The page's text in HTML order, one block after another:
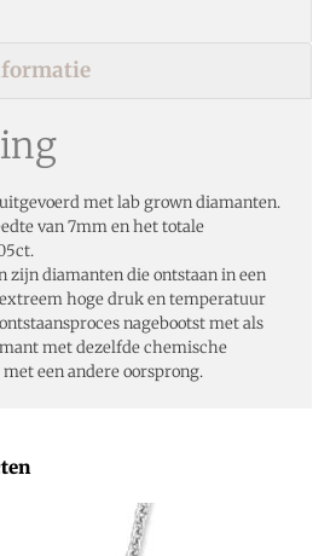
met lab grown diamanten.
van 7mm en het totale
zijn diamanten die ontstaan in een
hoge druk en temperatuur
nagebootst met als
met dezelfde chemische
een andere oorsprong.